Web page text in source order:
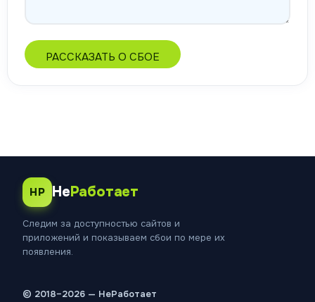
РАССКАЗАТЬ О СБОЕ
НР НеРаботает
Следим за доступностью сайтов и
приложений и показываем сбои по мере их
появления.
© 2018–2026 — НеРаботает